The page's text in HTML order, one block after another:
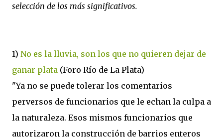
selección de los más significativos.
1) No es la lluvia, son los que no quieren dejar de
ganar plata (Foro Río de La Plata)
"Ya no se puede tolerar los comentarios
perversos de funcionarios que le echan la culpa a
la naturaleza. Esos mismos funcionarios que
autorizaron la construcción de barrios enteros